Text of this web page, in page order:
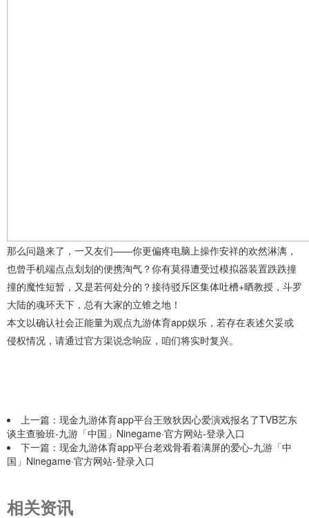
那么问题来了，一又友们——你更偏疼电脑上操作安祥的欢然淋漓，
也曾手机端点点划划的便携淘气？你有莫得遭受过模拟器装置跌跌撞
撞的魔性短暂，又是若何处分的？接待驳斥区集体吐槽+晒教授，斗罗
大陆的魂环天下，总有大家的立锥之地！
本文以确认社会正能量为观点九游体育app娱乐，若存在表述欠妥或
侵权情况，请通过官方渠说念响应，咱们将实时复兴。
上一篇： 现金九游体育app平台王致狄因心爱演戏报名了TVB艺东
谈主查验班-九游「中国」Ninegame·官方网站-登录入口
下一篇： 现金九游体育app平台老戏骨看着满屏的爱心-九游「中
国」Ninegame·官方网站-登录入口
相关资讯